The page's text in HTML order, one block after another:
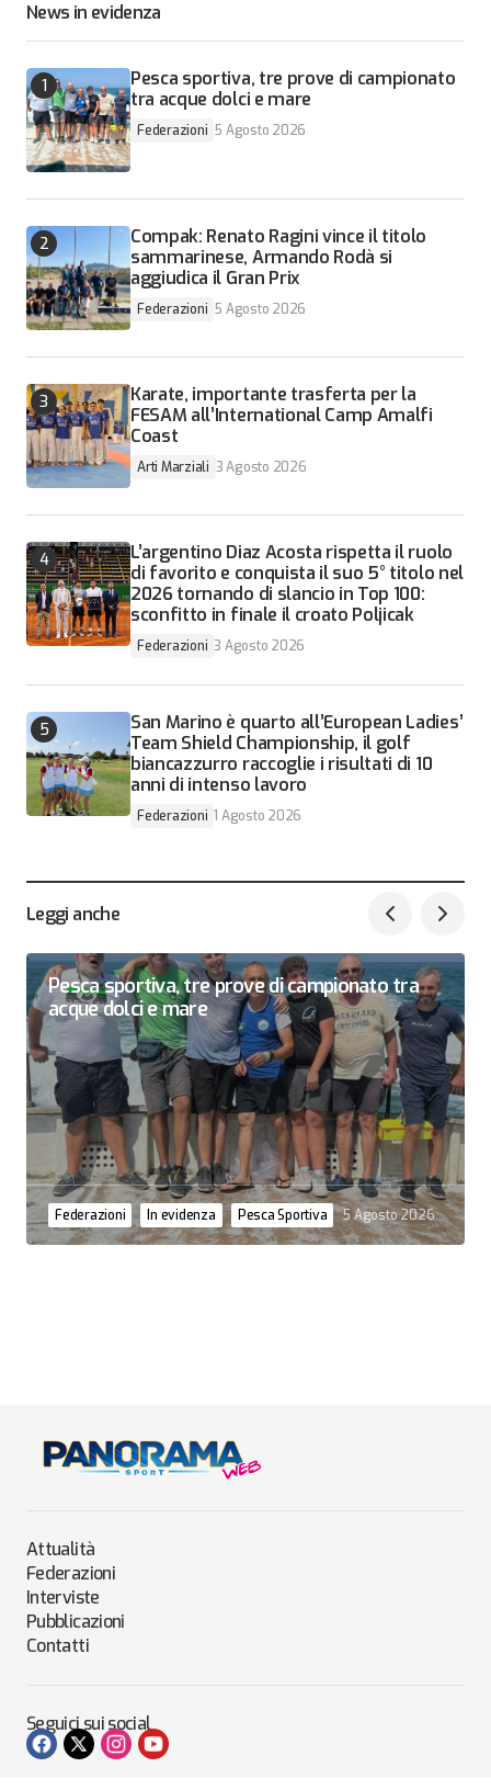
News in evidenza
Pesca sportiva, tre prove di campionato
tra acque dolci e mare
Federazioni 5 Agosto 2026
Compak: Renato Ragini vince il titolo
sammarinese, Armando Rodà si
aggiudica il Gran Prix
Federazioni 5 Agosto 2026
Karate, importante trasferta per la
FESAM all’International Camp Amalfi
Coast
Arti Marziali 3 Agosto 2026
L’argentino Diaz Acosta rispetta il ruolo
di favorito e conquista il suo 5° titolo nel
2026 tornando di slancio in Top 100:
sconfitto in finale il croato Poljicak
Federazioni 3 Agosto 2026
San Marino è quarto all’European Ladies’
Team Shield Championship, il golf
biancazzurro raccoglie i risultati di 10
anni di intenso lavoro
Federazioni 1 Agosto 2026
Leggi anche
Pesca sportiva, tre prove di campionato tra
acque dolci e mare
Federazioni In evidenza Pesca Sportiva 5 Agosto 2026
Attualità
Federazioni
Interviste
Pubblicazioni
Contatti
Seguici sui social